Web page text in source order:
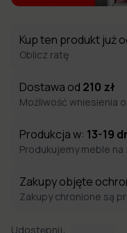
Kup ten produkt już
Oblicz ratę
Dostawa od 210 zł
Możliwość wniesienia
Produkcja w: 13-19
Produkujemy meble
Zakupy objęte
Zakupy chronione są
Udostępnij: